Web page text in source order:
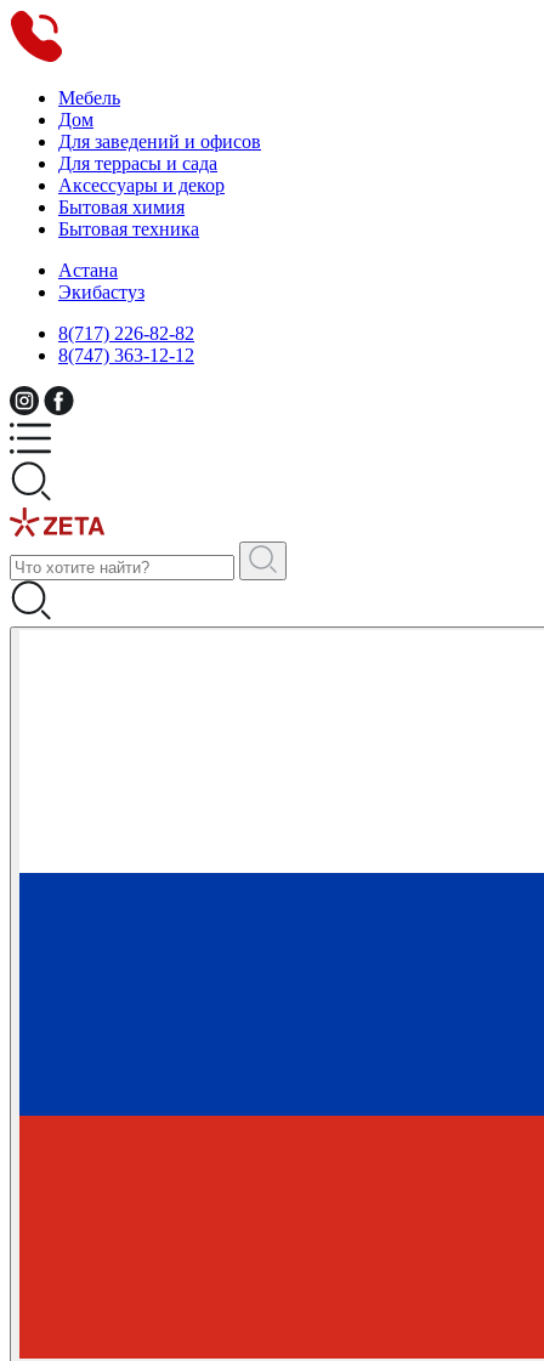
Мебель
Дом
Для заведений и офисов
Для террасы и сада
Аксессуары и декор
Бытовая химия
Бытовая техника
Астана
Экибастуз
8(717) 226-82-82
8(747) 363-12-12